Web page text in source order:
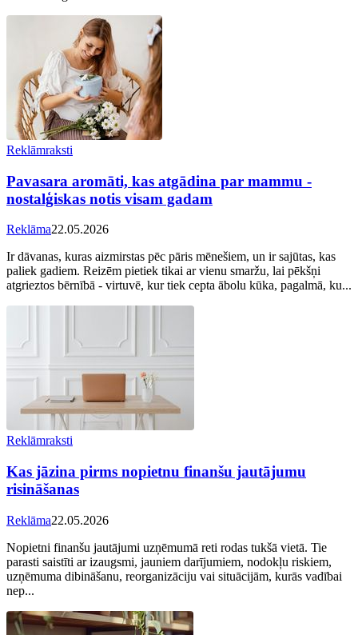
Reklāmraksti
Pavasara aromāti, kas atgādina par mammu -
nostalģiskas notis visam gadam
Reklāma22.05.2026
Ir dāvanas, kuras aizmirstas pēc pāris mēnešiem, un ir sajūtas, kas
paliek gadiem. Reizēm pietiek tikai ar vienu smaržu, lai pēkšņi
atgrieztos bērnībā - virtuvē, kur tiek cepta ābolu kūka, pagalmā, ku...
Reklāmraksti
Kas jāzina pirms nopietnu finanšu jautājumu
risināšanas
Reklāma22.05.2026
Nopietni finanšu jautājumi uzņēmumā reti rodas tukšā vietā. Tie
parasti saistīti ar izaugsmi, jauniem darījumiem, nodokļu riskiem,
uzņēmuma dibināšanu, reorganizāciju vai situācijām, kurās vadībai
nep...